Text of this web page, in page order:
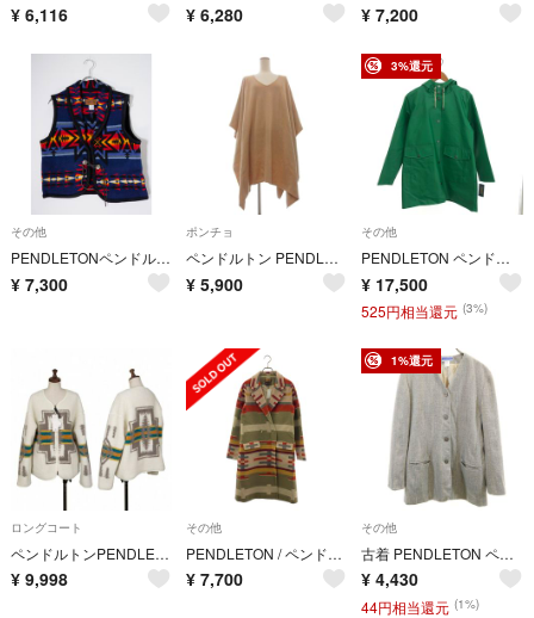
¥ 6,116 ¥ 6,280 ¥ 7,200
その他
PENDLETONペンドルトン アメリカ製レディース ネイティブ コンチョベスト【M】【LJKA81864】
¥ 7,300
ポンチョ
ペンドルトン PENDLETON タグ付き オーバーポンチョ 茶 F
¥ 5,900
3%還元
その他
PENDLETON ペンドルトン コート/ウォータープルーフ サイズ:S 裏地総柄/フード グリーン レディース / 240001203217
¥ 17,500
525円相当還元 (3%)
ロングコート
ペンドルトンPENDLETON ハーディングパターンジップフリースジャケット 白M
¥ 9,998
その他
PENDLETON / ペンドルトン | 総柄 ネイティブ ダブル コート / 総裏地 | S | マルチカラー | レディース
¥ 7,700
1%還元
その他
古着 PENDLETON ペンドルトン USA製 ツイードジャケット 14 グレー レディース
¥ 4,430
44円相当還元 (1%)